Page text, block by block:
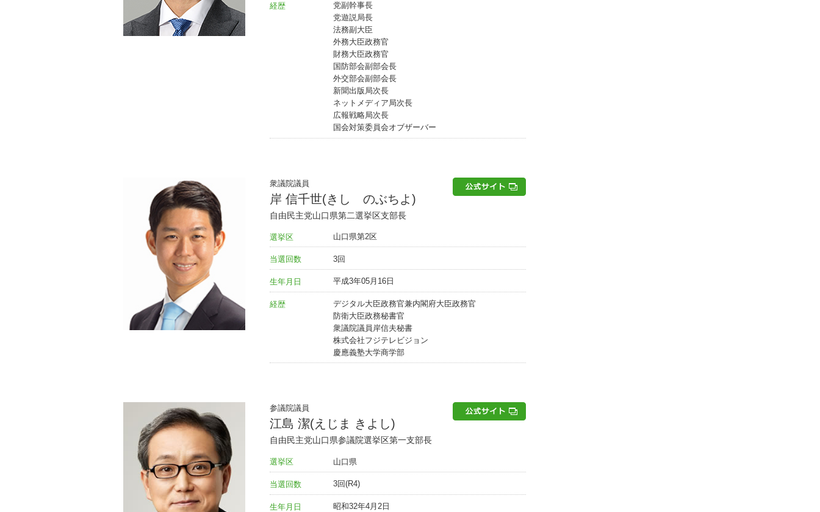
経歴
党副幹事長
党遊説局長
法務副大臣
外務大臣政務官
財務大臣政務官
国防部会副部会長
外交部会副部会長
新聞出版局次長
ネットメディア局次長
広報戦略局次長
国会対策委員会オブザーバー
衆議院議員
岸 信千世(きし のぶちよ)
自由民主党山口県第二選挙区支部長
選挙区 山口県第2区
当選回数 3回
生年月日 平成3年05月16日
経歴
デジタル大臣政務官兼内閣府大臣政務官
防衛大臣政務秘書官
衆議院議員岸信夫秘書
株式会社フジテレビジョン
慶應義塾大学商学部
参議院議員
江島 潔(えじま きよし)
自由民主党山口県参議院選挙区第一支部長
選挙区 山口県
当選回数 3回(R4)
生年月日 昭和32年4月2日